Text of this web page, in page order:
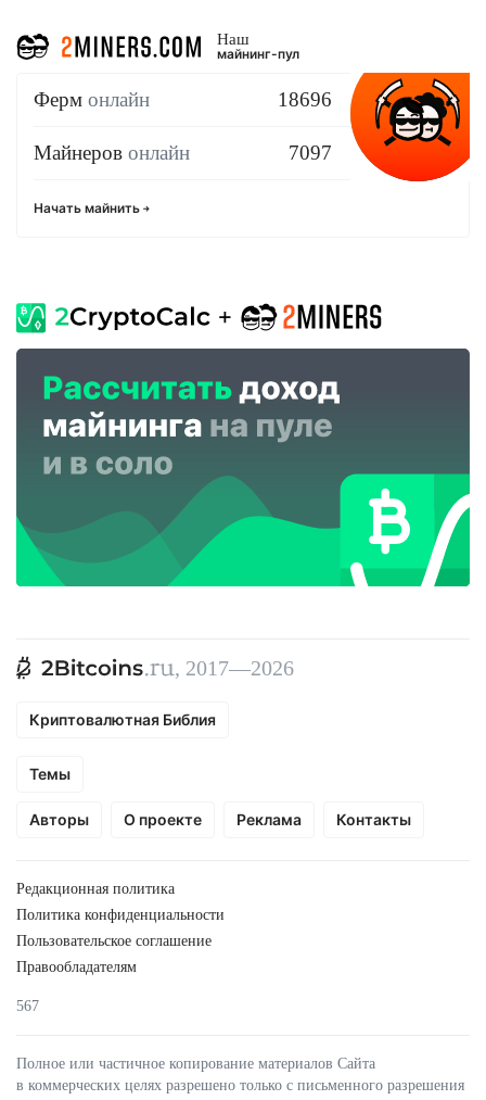
Наш
майнинг-пул
Ферм онлайн 18696
Майнеров онлайн 7097
Начать майнить
, 2017—2026
Криптовалютная Библия
Темы
Авторы О проекте Реклама Контакты
Редакционная политика
Политика конфиденциальности
Пользовательское соглашение
Правообладателям
567
Полное или частичное копирование материалов Сайта
в коммерческих целях разрешено только с письменного разрешения